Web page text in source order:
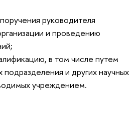
руководителя
и проведению
в том числе путем
подразделения и других научных
учреждением.